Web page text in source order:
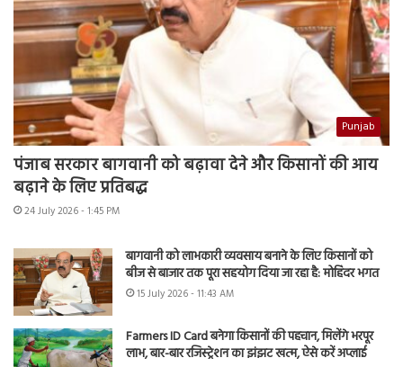
Punjab
पंजाब सरकार बागवानी को बढ़ावा देने और किसानों की आय
बढ़ाने के लिए प्रतिबद्ध
24 July 2026 - 1:45 PM
बागवानी को लाभकारी व्यवसाय बनाने के लिए किसानों को
बीज से बाजार तक पूरा सहयोग दिया जा रहा है: मोहिंदर भगत
15 July 2026 - 11:43 AM
Farmers ID Card बनेगा किसानों की पहचान, मिलेंगे भरपूर
लाभ, बार-बार रजिस्ट्रेशन का झंझट खत्म, ऐसे करें अप्लाई